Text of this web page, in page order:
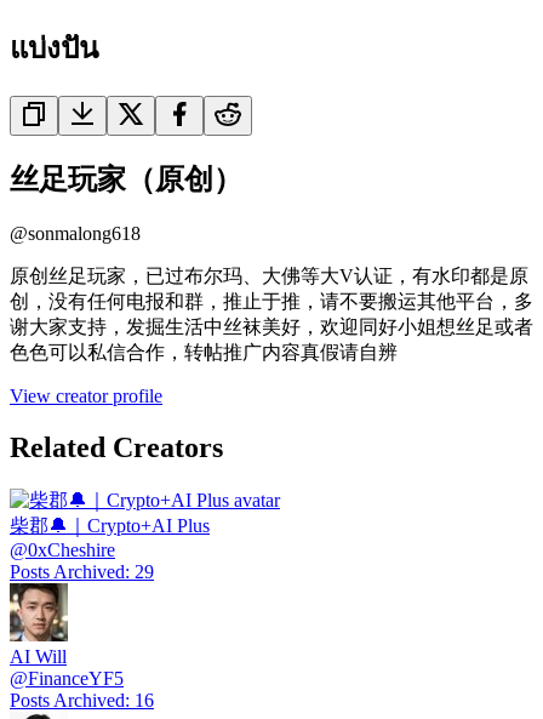
แบ่งปัน
丝足玩家（原创）
@sonmalong618
原创丝足玩家，已过布尔玛、大佛等大V认证，有水印都是原
创，没有任何电报和群，推止于推，请不要搬运其他平台，多
谢大家支持，发掘生活中丝袜美好，欢迎同好小姐想丝足或者
色色可以私信合作，转帖推广内容真假请自辨
View creator profile
Related Creators
柴郡🔔｜Crypto+AI Plus
@0xCheshire
Posts Archived: 29
AI Will
@FinanceYF5
Posts Archived: 16